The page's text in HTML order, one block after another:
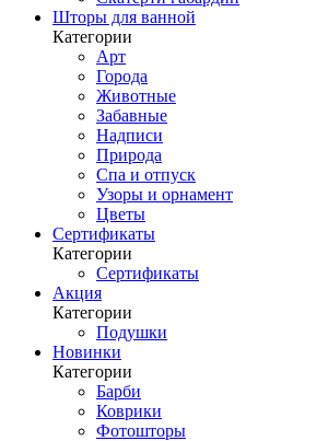
Шторы для ванной
Категории
Арт
Города
Животные
Забавные
Надписи
Природа
Спа и отпуск
Узоры и орнамент
Цветы
Сертификаты
Категории
Сертификаты
Акция
Категории
Подушки
Новинки
Категории
Барби
Коврики
Фотошторы